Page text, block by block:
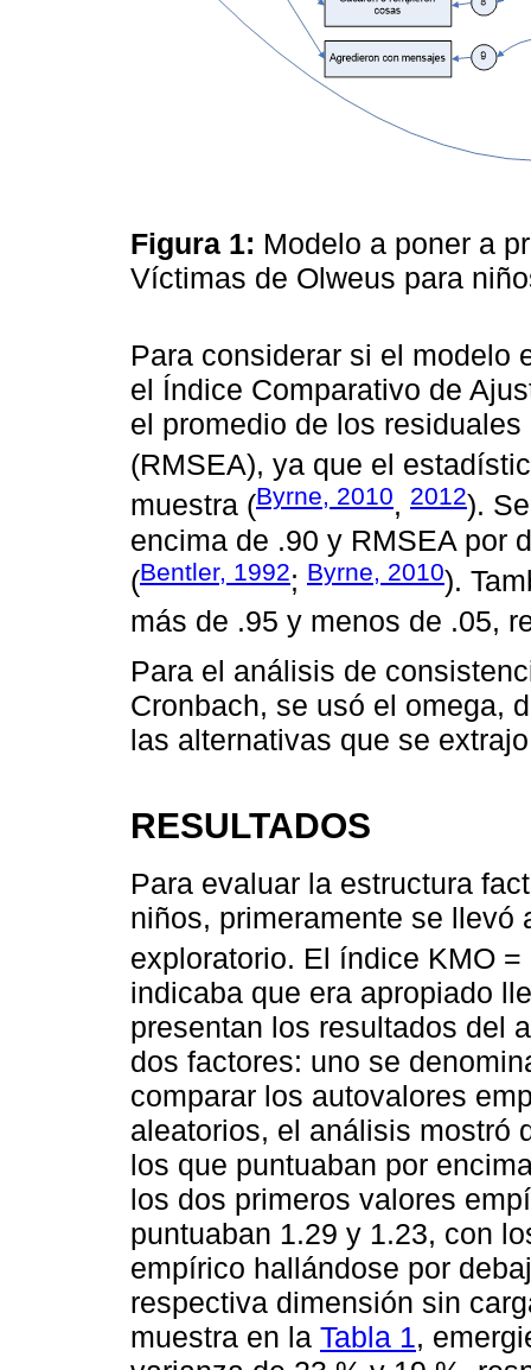
Figura 1: Modelo a poner a
Víctimas de Olweus para
Para considerar si el modelo
el Índice Comparativo de
el promedio de los
(RMSEA), ya que el
muestra (Byrne, 2010, 2012).
encima de .90 y RMSEA por
(Bentler, 1992; Byrne, 2010).
más de .95 y menos de .05,
Para el análisis de
Cronbach, se usó el omega,
las alternativas que se
RESULTADOS
Para evaluar la estructura
niños, primeramente se llevó
exploratorio. El índice KMO =
indicaba que era apropiado
presentan los resultados del
dos factores: uno se
comparar los autovalores
aleatorios, el análisis mostró
los que puntuaban por
los dos primeros valores
puntuaban 1.29 y 1.23, con
empírico hallándose por
respectiva dimensión sin
muestra en la Tabla 1,